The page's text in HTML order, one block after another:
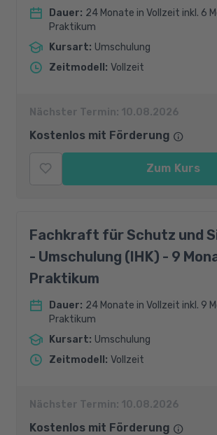
Dauer: 24 Monate in Vollzeit inkl. 6
Praktikum
Kursart: Umschulung
Zeitmodell : Vollzeit
Nächster Termin: 10.08.2026
Kostenlos mit Förderung
Zum Kurs
Fachkraft für Schutz und
- Umschulung (IHK) - 9
Praktikum
Dauer: 24 Monate in Vollzeit inkl. 9
Praktikum
Kursart: Umschulung
Zeitmodell : Vollzeit
Nächster Termin: 10.08.2026
Kostenlos mit Förderung